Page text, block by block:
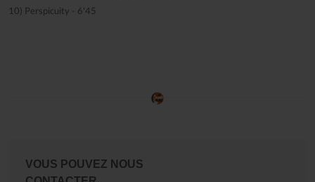
10) Perspicuity - 6'45
VOUS POUVEZ NOUS